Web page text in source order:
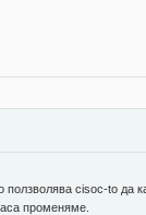
cisoc-to да
променяме.